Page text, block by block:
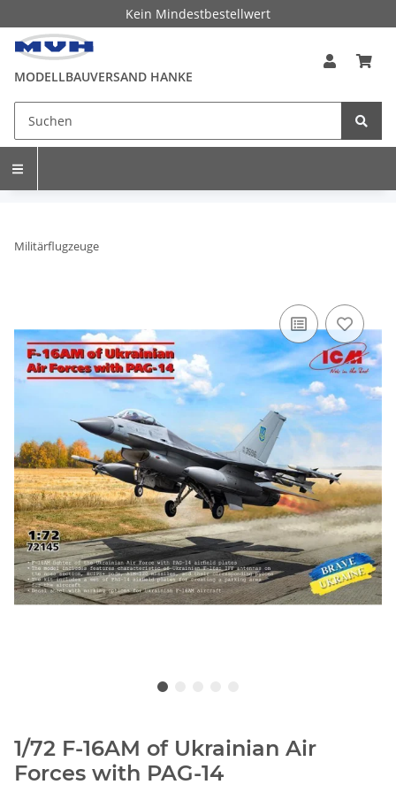
Kein Mindestbestellwert
MODELLBAUVERSAND HANKE
Militärflugzeuge
1/72 F-16AM of Ukrainian Air
Forces with PAG-14